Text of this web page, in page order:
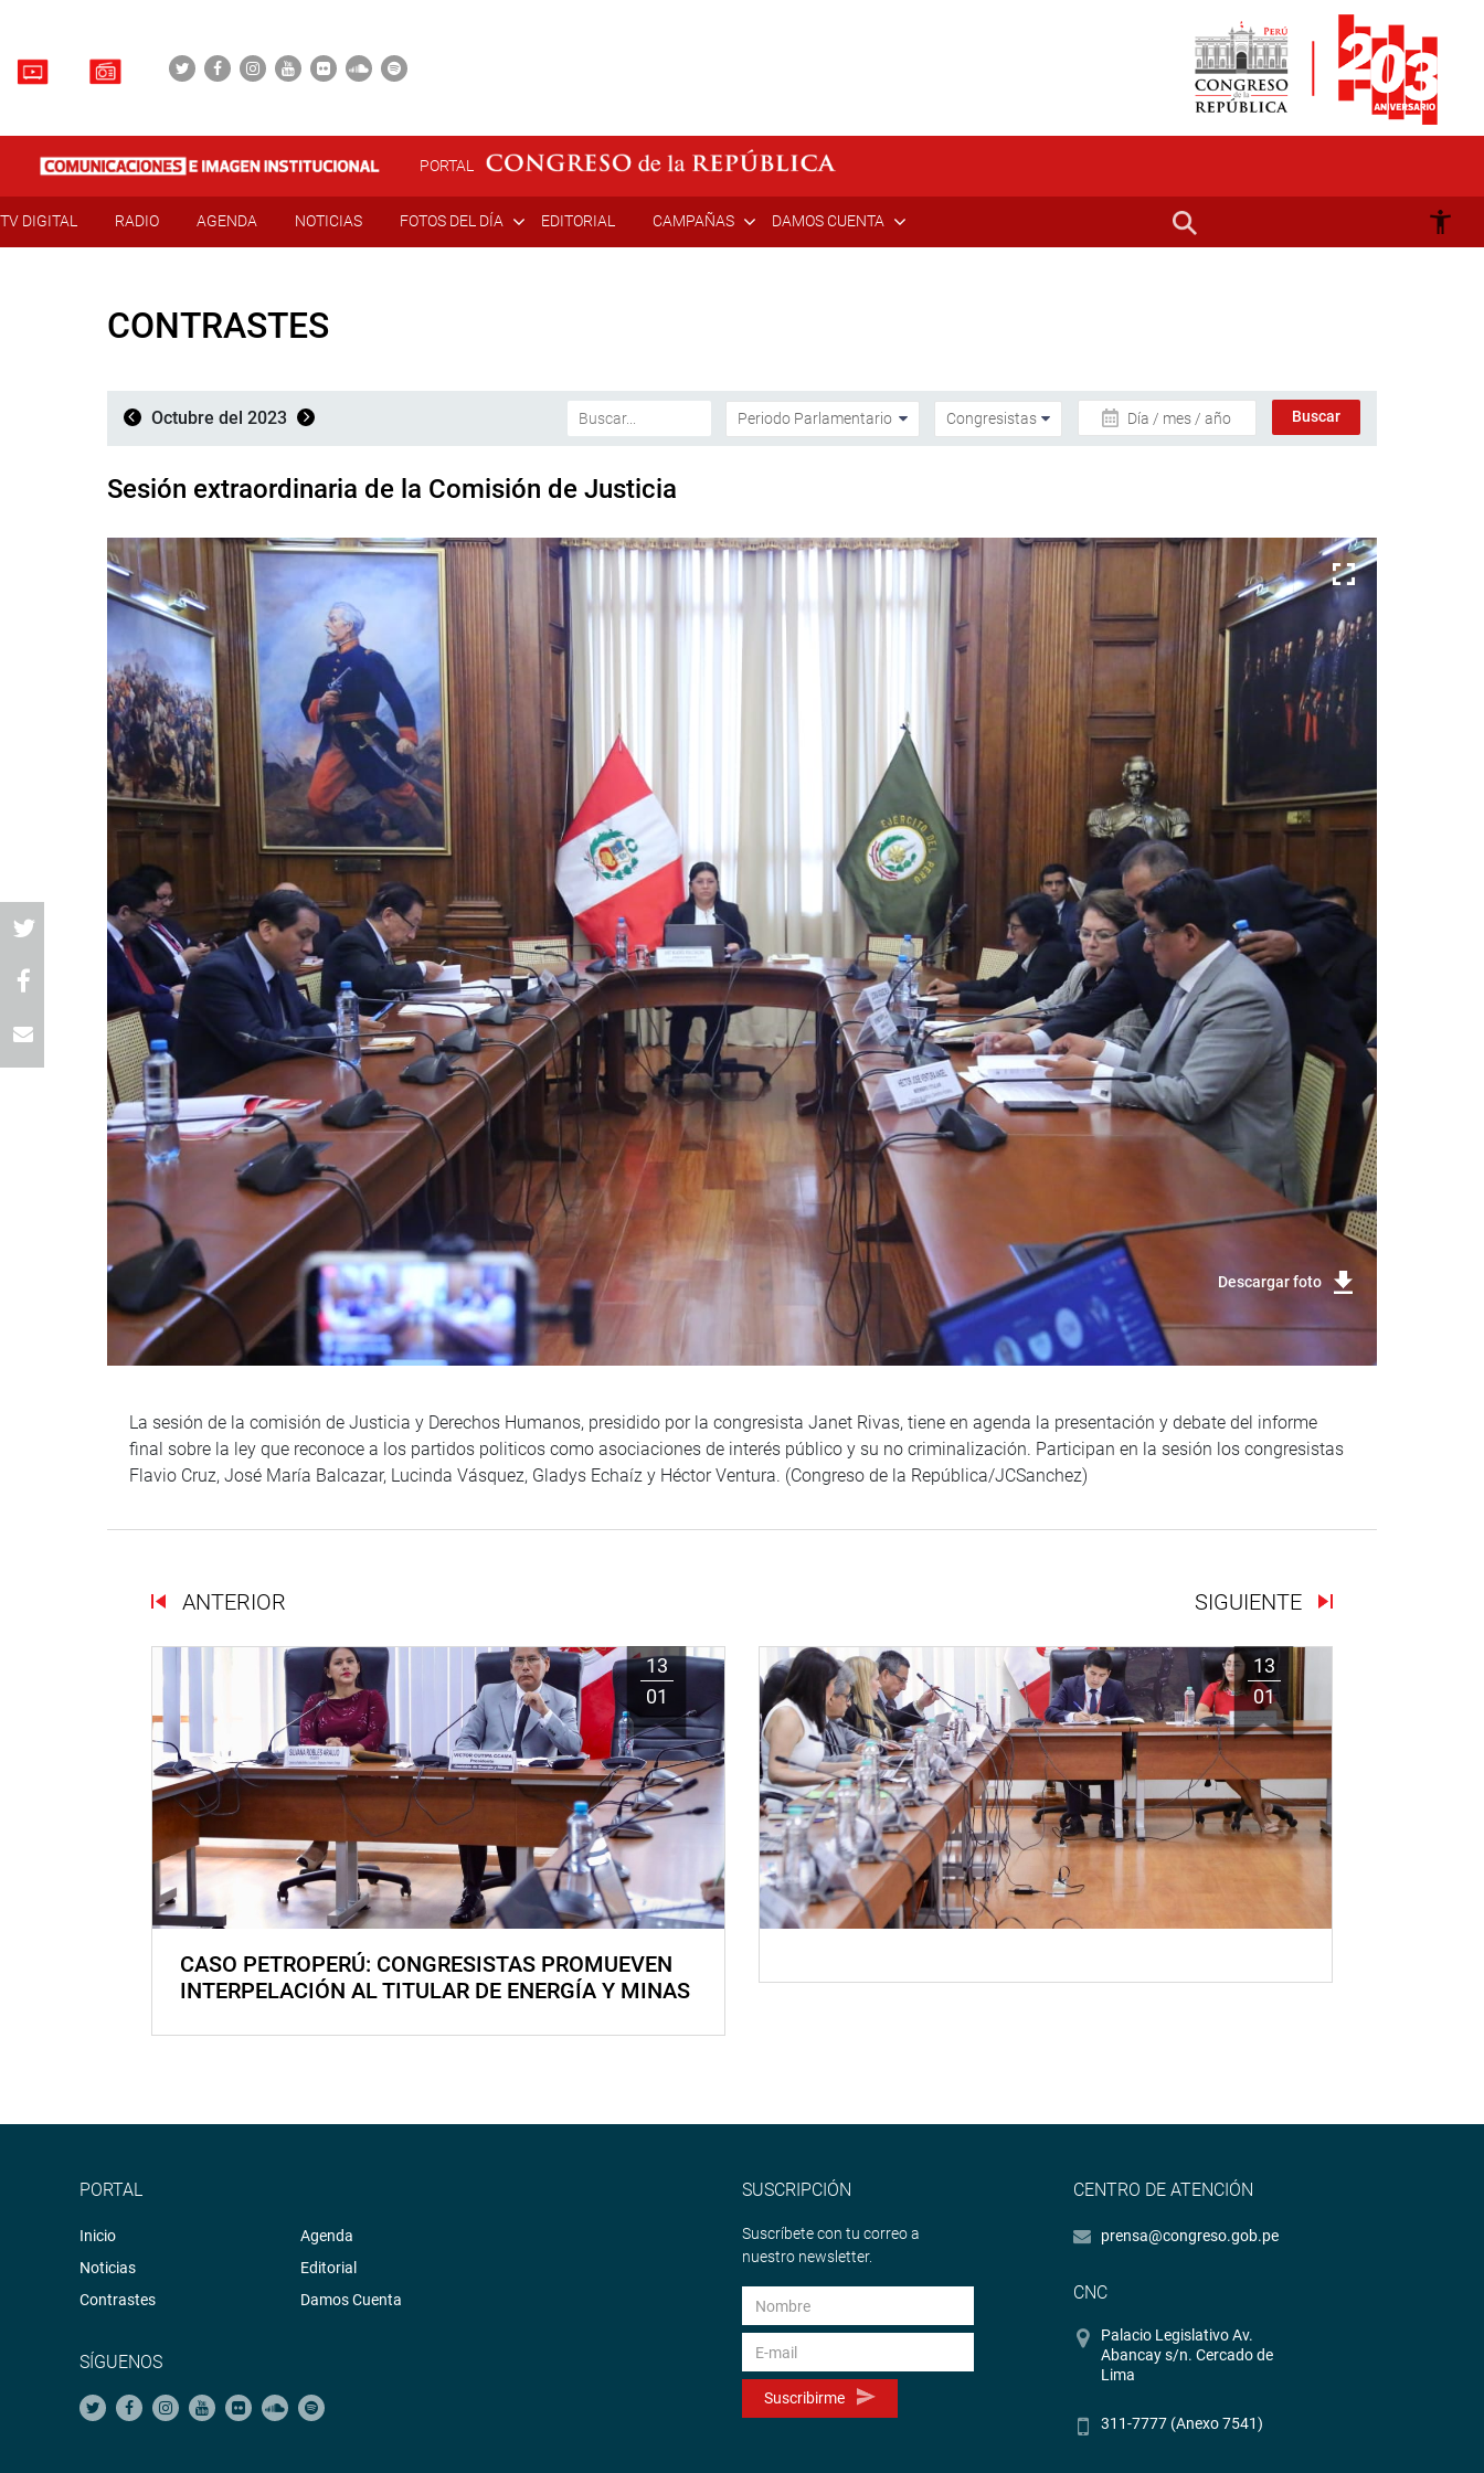
PORTAL
TV DIGITAL RADIO AGENDA NOTICIAS FOTOS DEL DÍA EDITORIAL CAMPAÑAS DAMOS CUENTA
CONTRASTES
Octubre del 2023 Día / mes / año
Sesión extraordinaria de la Comisión de Justicia
Descargar foto
La sesión de la comisión de Justicia y Derechos Humanos, presidido por la congresista Janet Rivas, tiene en agenda la presentación y debate del informe
final sobre la ley que reconoce a los partidos politicos como asociaciones de interés público y su no criminalización. Participan en la sesión los congresistas
Flavio Cruz, José María Balcazar, Lucinda Vásquez, Gladys Echaíz y Héctor Ventura. (Congreso de la República/JCSanchez)
ANTERIOR SIGUIENTE
13
01
CASO PETROPERÚ: CONGRESISTAS PROMUEVEN
INTERPELACIÓN AL TITULAR DE ENERGÍA Y MINAS
13
01
PORTAL
Inicio
Noticias
Contrastes
Agenda
Editorial
Damos Cuenta
SÍGUENOS
SUSCRIPCIÓN
Suscríbete con tu correo a
nuestro newsletter.
Suscribirme
CENTRO DE ATENCIÓN
prensa@congreso.gob.pe
CNC
Palacio Legislativo Av.
Abancay s/n. Cercado de
Lima
311-7777 (Anexo 7541)